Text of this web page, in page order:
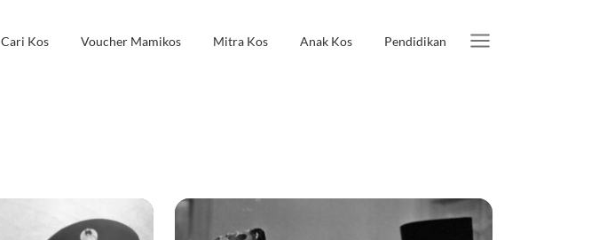
Cari Kos Voucher Mamikos Mitra Kos Anak Kos Pendidikan